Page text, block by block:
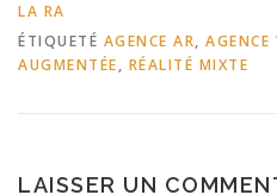
LA RA
ÉTIQUETÉ AGENCE AR, AGENCE
AUGMENTÉE, RÉALITÉ MIXTE
LAISSER UN